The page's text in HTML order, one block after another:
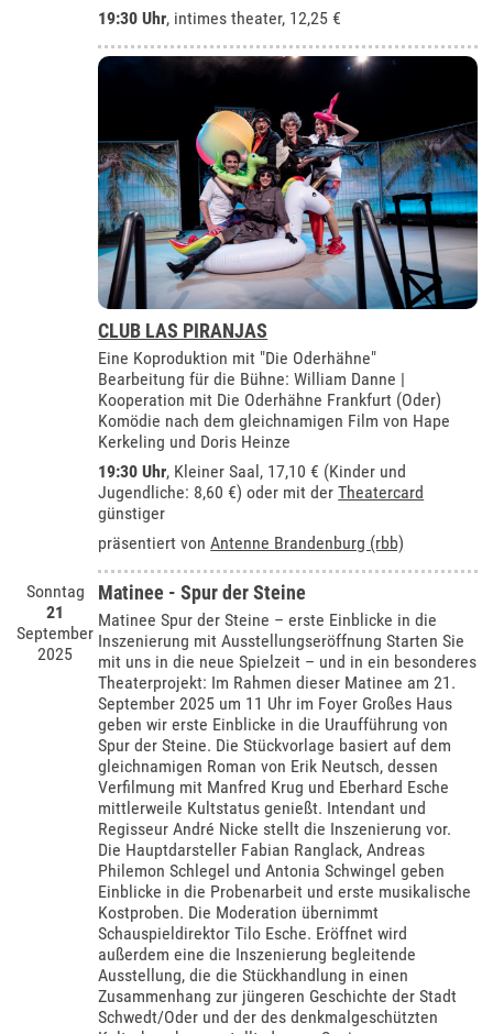
19:30 Uhr, intimes theater, 12,25 €
CLUB LAS PIRANJAS
Eine Koproduktion mit "Die Oderhähne"
Bearbeitung für die Bühne: William Danne |
Kooperation mit Die Oderhähne Frankfurt (Oder)
Komödie nach dem gleichnamigen Film von Hape
Kerkeling und Doris Heinze
19:30 Uhr, Kleiner Saal, 17,10 € (Kinder und
Jugendliche: 8,60 €) oder mit derTheatercard
günstiger
präsentiert vonAntenne Brandenburg (rbb)
Sonntag
21
September
2025
Matinee - Spur der Steine
Matinee Spur der Steine – erste Einblicke in die
Inszenierung mit Ausstellungseröffnung Starten Sie
mit uns in die neue Spielzeit – und in ein besonderes
Theaterprojekt: Im Rahmen dieser Matinee am 21.
September 2025 um 11 Uhr im Foyer Großes Haus
geben wir erste Einblicke in die Uraufführung von
Spur der Steine. Die Stückvorlage basiert auf dem
gleichnamigen Roman von Erik Neutsch, dessen
Verfilmung mit Manfred Krug und Eberhard Esche
mittlerweile Kultstatus genießt. Intendant und
Regisseur André Nicke stellt die Inszenierung vor.
Die Hauptdarsteller Fabian Ranglack, Andreas
Philemon Schlegel und Antonia Schwingel geben
Einblicke in die Probenarbeit und erste musikalische
Kostproben. Die Moderation übernimmt
Schauspieldirektor Tilo Esche. Eröffnet wird
außerdem eine die Inszenierung begleitende
Ausstellung, die die Stückhandlung in einen
Zusammenhang zur jüngeren Geschichte der Stadt
Schwedt/Oder und der des denkmalgeschützten